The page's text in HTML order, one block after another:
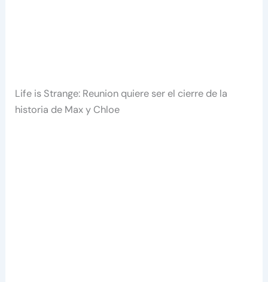
Life is Strange: Reunion quiere ser el cierre de la
historia de Max y Chloe